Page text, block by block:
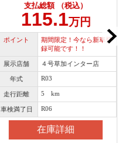
支払総額 （税込）
115.1万円
展示店舗 ４号草加インター店
R4
4 km
在庫詳細
お問い合せ